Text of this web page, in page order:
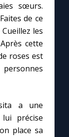
sœurs.
de ce
les
cette
roses est
a une
précise
place sa